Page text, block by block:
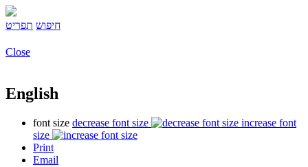
חיפוש תפריט
Close
English
font size decrease font size
increase font
size
Print
Email